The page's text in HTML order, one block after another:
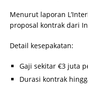
Menurut laporan
proposal kontrak dari
Detail kesepakatan:
Gaji sekitar €3 juta
Durasi kontrak